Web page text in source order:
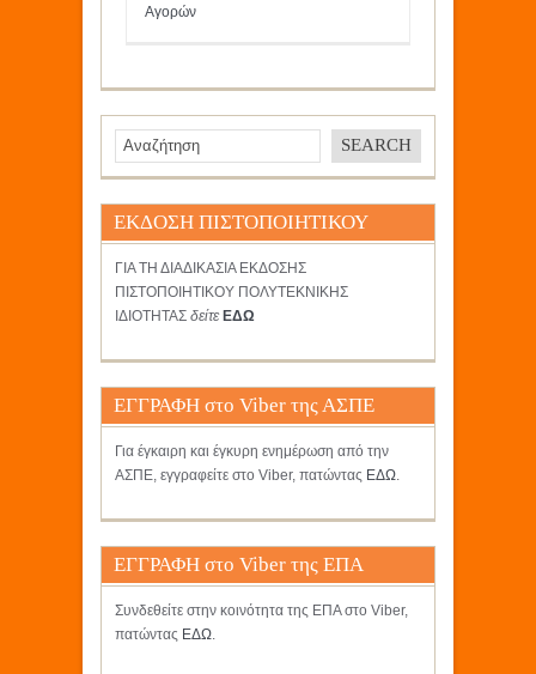
Αγορών
ΕΚΔΟΣΗ ΠΙΣΤΟΠΟΙΗΤΙΚΟΥ
ΓΙΑ ΤΗ ΔΙΑΔΙΚΑΣΙΑ ΕΚΔΟΣΗΣ
ΠΙΣΤΟΠΟΙΗΤΙΚΟΥ ΠΟΛΥΤΕΚΝΙΚΗΣ
ΙΔΙΟΤΗΤΑΣ δείτε ΕΔΩ
ΕΓΓΡΑΦΗ στο Viber της ΑΣΠΕ
Για έγκαιρη και έγκυρη ενημέρωση από την
ΑΣΠΕ, εγγραφείτε στο Viber, πατώντας ΕΔΩ.
ΕΓΓΡΑΦΗ στο Viber της ΕΠΑ
Συνδεθείτε στην κοινότητα της ΕΠΑ στο Viber,
πατώντας ΕΔΩ.